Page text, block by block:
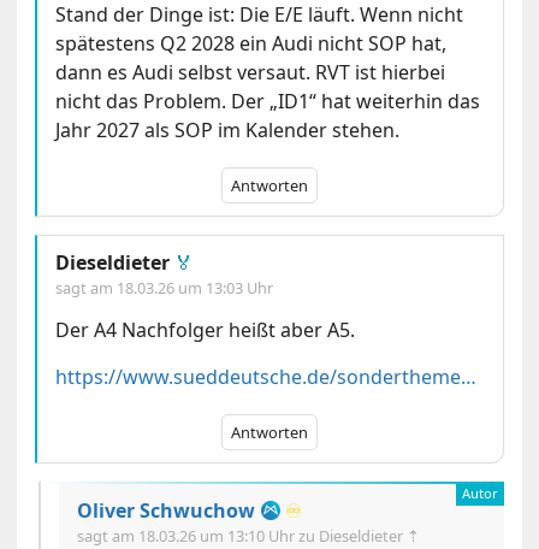
Stand der Dinge ist: Die E/E läuft. Wenn nicht
spätestens Q2 2028 ein Audi nicht SOP hat,
dann es Audi selbst versaut. RVT ist hierbei
nicht das Problem. Der „ID1“ hat weiterhin das
Jahr 2027 als SOP im Kalender stehen.
Antworten
Dieseldieter 🏅
sagt am 18.03.26 um 13:03 Uhr
Der A4 Nachfolger heißt aber A5.
https://www.sueddeutsche.de/sonderthemen/bayern/aus-dem-audi-a4-wird-der-a5-215663
Antworten
Oliver Schwuchow ♾️
sagt am 18.03.26 um 13:10 Uhrzu Dieseldieter ⇡